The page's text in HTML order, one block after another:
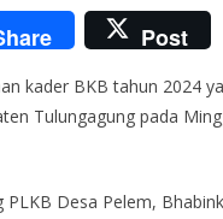
Post
kader BKB tahun 2024
Tulungagung pada
Desa Pelem,